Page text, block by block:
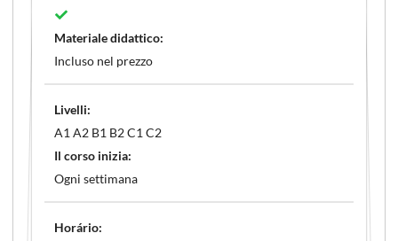
Materiale didattico:
Incluso nel prezzo
Livelli:
A1 A2 B1 B2 C1 C2
Il corso inizia:
Ogni settimana
Horário: